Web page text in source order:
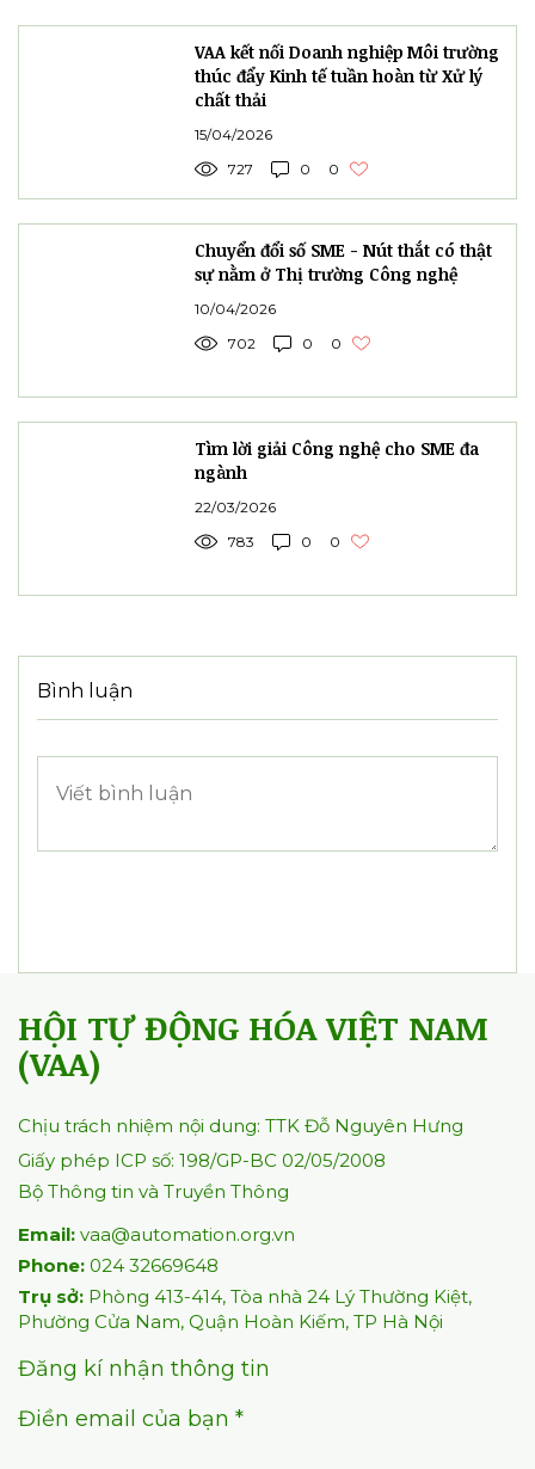
VAA kết nối Doanh nghiệp Môi trường
thúc đẩy Kinh tế tuần hoàn từ Xử lý
chất thải
15/04/2026
727
0 0
Chuyển đổi số SME - Nút thắt có thật
sự nằm ở Thị trường Công nghệ
10/04/2026
702
0 0
Tìm lời giải Công nghệ cho SME đa
ngành
22/03/2026
783
0 0
Bình luận
HỘI TỰ ĐỘNG HÓA VIỆT NAM
(VAA)
Chịu trách nhiệm nội dung: TTK Đỗ Nguyên Hưng
Giấy phép ICP số: 198/GP-BC 02/05/2008
Bộ Thông tin và Truyền Thông
Email: vaa@automation.org.vn
Phone: 024 32669648
Trụ sở: Phòng 413-414, Tòa nhà 24 Lý Thường Kiệt,
Phường Cửa Nam, Quận Hoàn Kiếm, TP Hà Nội
Đăng kí nhận thông tin
Điền email của bạn *